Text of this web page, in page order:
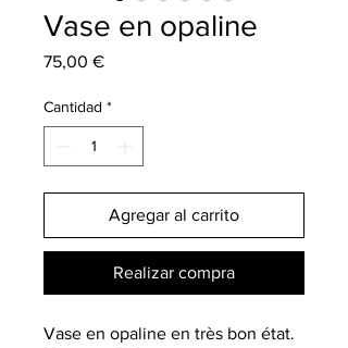
Vase en opaline
75,00 €Precio
Cantidad *
Agregar al carrito
Realizar compra
Vase en opaline en très bon état.